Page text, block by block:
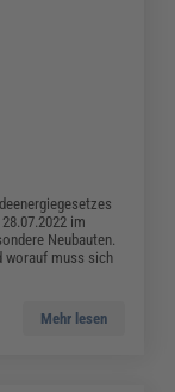
im
Neubauten.
worauf muss sich
Mehr lesen